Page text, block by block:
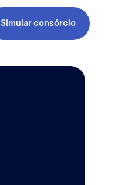
Simular consórcio